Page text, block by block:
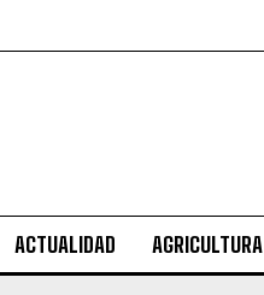
ACTUALIDAD AGRICULTURA